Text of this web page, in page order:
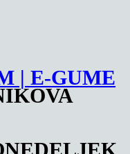
| E-GUME